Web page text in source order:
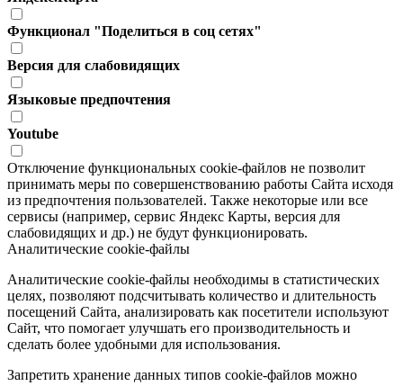
Функционал "Поделиться в соц сетях"
Версия для слабовидящих
Языковые предпочтения
Youtube
Отключение функциональных cookie-файлов не позволит
принимать меры по совершенствованию работы Сайта исходя
из предпочтения пользователей. Также некоторые или все
сервисы (например, сервис Яндекс Карты, версия для
слабовидящих и др.) не будут функционировать.
Аналитические cookie-файлы
Аналитические cookie-файлы необходимы в статистических
целях, позволяют подсчитывать количество и длительность
посещений Сайта, анализировать как посетители используют
Сайт, что помогает улучшать его производительность и
сделать более удобными для использования.
Запретить хранение данных типов cookie-файлов можно